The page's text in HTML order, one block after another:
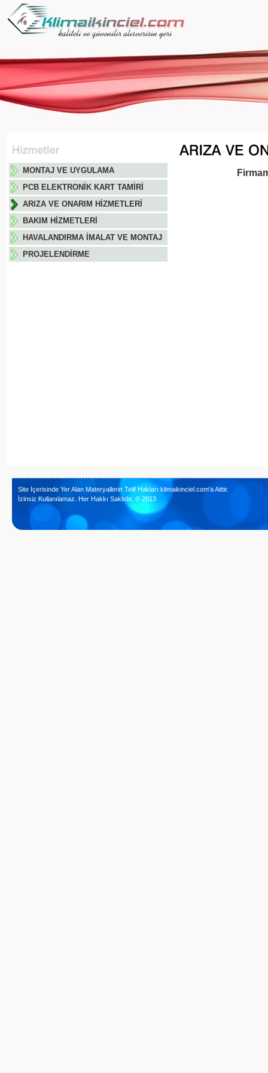
MONTAJ VE UYGULAMA
PCB ELEKTRONİK KART TAMİRİ
ARIZA VE ONARIM HİZMETLERİ
BAKIM HİZMETLERİ
HAVALANDIRMA İMALAT VE MONTAJ
PROJELENDİRME
Site İçerisinde Yer Alan Materyallerin Telif Hakları klimaikinciel.com'a Aittir.
İzinsiz Kullanılamaz. Her Hakkı Saklıdır. © 2013